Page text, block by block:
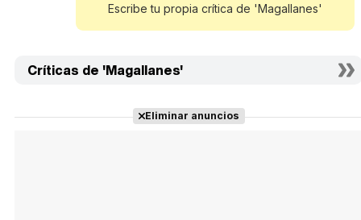
Escribe tu propia crítica de 'Magallanes'
Críticas de 'Magallanes'
Eliminar anuncios